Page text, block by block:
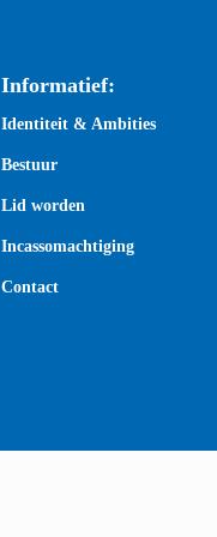
Informatief:
Identiteit & Ambities
Bestuur
Lid worden
Incassomachtiging
Contact